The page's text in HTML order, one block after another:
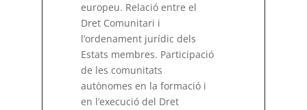
europeu. Relació entre el
Dret Comunitari i
l’ordenament jurídic dels
Estats membres. Participació
de les comunitats
autònomes en la formació i
en l’execució del Dret